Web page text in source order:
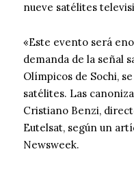
nueve satélites
«Este evento será
demanda de la señal
Olímpicos de Sochi,
satélites. Las
Cristiano Benzi,
Eutelsat, según un
Newsweek.